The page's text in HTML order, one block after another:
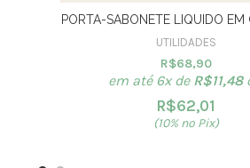
PORTA-SABONETE LIQUIDO EM
UTILIDADES
R$68,90
em até 6x de R$11,48
R$62,01
(10% no Pix)